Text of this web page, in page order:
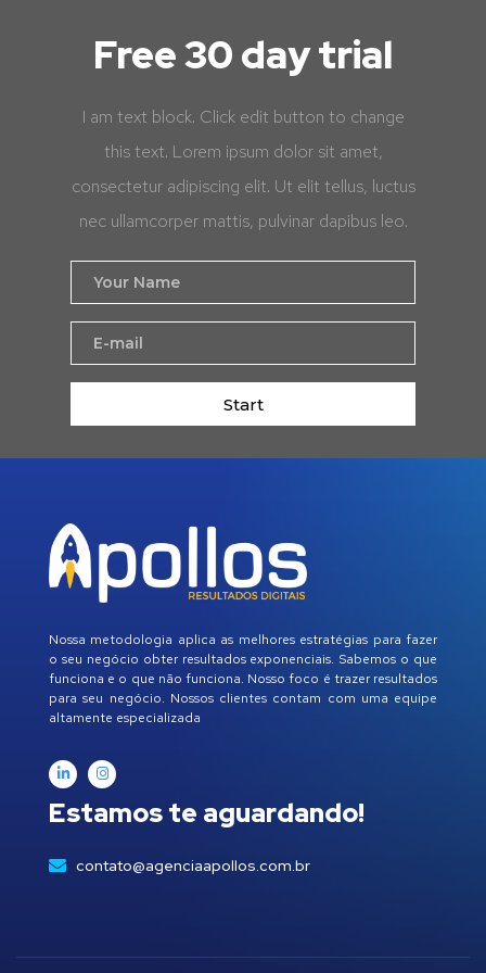
Free 30 day trial
I am text block. Click edit button to change
this text. Lorem ipsum dolor sit amet,
consectetur adipiscing elit. Ut elit tellus, luctus
nec ullamcorper mattis, pulvinar dapibus leo.
Start
Nossa metodologia aplica as melhores estratégias para fazer
o seu negócio obter resultados exponenciais. Sabemos o que
funciona e o que não funciona. Nosso foco é trazer resultados
para seu negócio. Nossos clientes contam com uma equipe
altamente especializada
Estamos te aguardando!
contato@agenciaapollos.com.br